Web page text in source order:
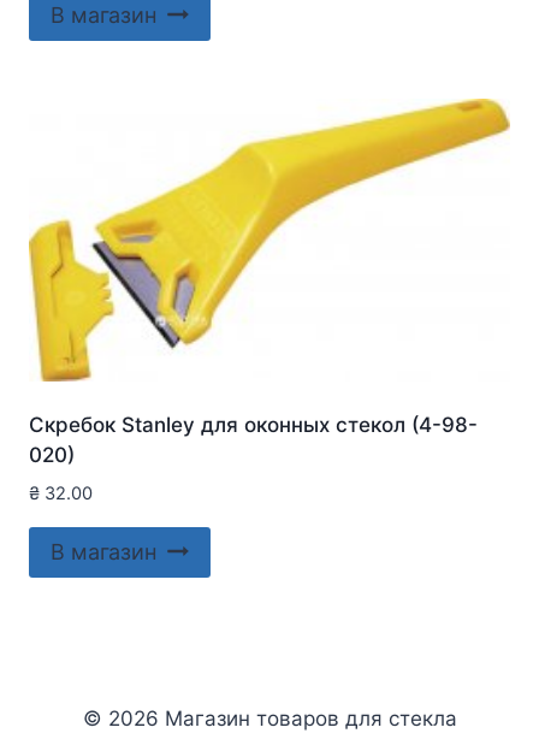
В магазин
Скребок Stanley для оконныx стекол (4-98-
020)
₴ 32.00
В магазин
© 2026 Магазин товаров для стекла